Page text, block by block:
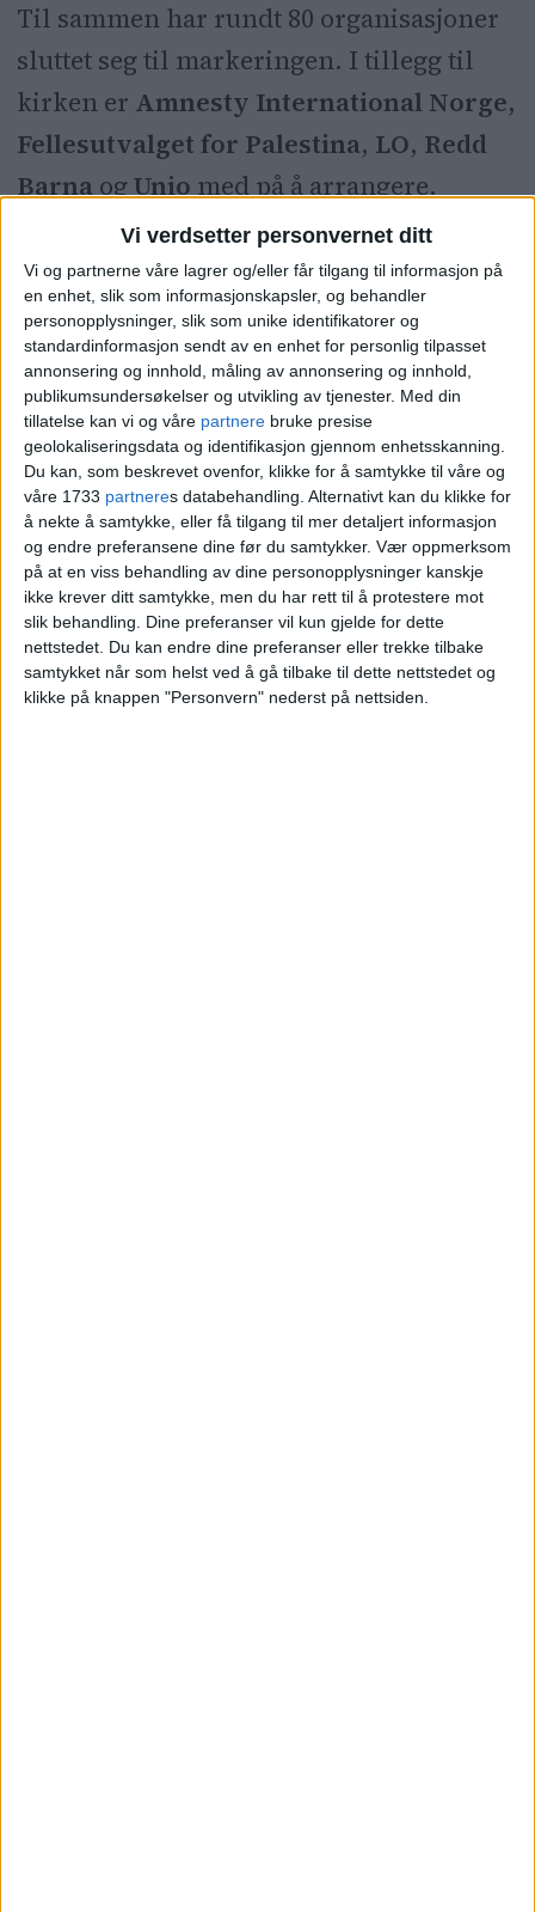
Vi verdsetter personvernet ditt
Vi og partnerne våre lagrer og/eller får tilgang til informasjon på
en enhet, slik som informasjonskapsler, og behandler
personopplysninger, slik som unike identifikatorer og
standardinformasjon sendt av en enhet for personlig tilpasset
annonsering og innhold, måling av annonsering og innhold,
publikumsundersøkelser og utvikling av tjenester. Med din
tillatelse kan vi og våre partnere bruke presise
geolokaliseringsdata og identifikasjon gjennom enhetsskanning.
Du kan, som beskrevet ovenfor, klikke for å samtykke til våre og
våre 1733 partneres databehandling. Alternativt kan du klikke for
å nekte å samtykke, eller få tilgang til mer detaljert informasjon
og endre preferansene dine før du samtykker. Vær oppmerksom
på at en viss behandling av dine personopplysninger kanskje
ikke krever ditt samtykke, men du har rett til å protestere mot
slik behandling. Dine preferanser vil kun gjelde for dette
nettstedet. Du kan endre dine preferanser eller trekke tilbake
samtykket når som helst ved å gå tilbake til dette nettstedet og
klikke på knappen "Personvern" nederst på nettsiden.
Til sammen har rundt 80 organisasjoner
sluttet seg til markeringen. I tillegg til
kirken er Amnesty International Norge,
Fellesutvalget for Palestina, LO, Redd
BarnaogUniomed på å arrangere.
Oppsøkt av politi på kafé
etter fredelig aksjon: – Vi
opplever et autoritært
reaksjonsmønster fra
politiets side, sier aktivist